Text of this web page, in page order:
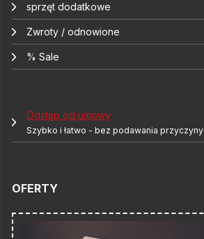
sprzęt dodatkowe
Zwroty / odnowione
% Sale
Odstąp od umowy
Szybko i łatwo - bez podawania przyczyny
OFERTY